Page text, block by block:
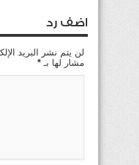
اضف رد
لن يتم نشر البريد
مشار لها بـ *